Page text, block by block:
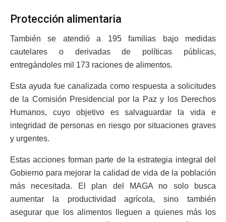
Protección alimentaria
También se atendió a 195 familias bajo medidas
cautelares o derivadas de políticas públicas,
entregándoles mil 173 raciones de alimentos.
Esta ayuda fue canalizada como respuesta a solicitudes
de la Comisión Presidencial por la Paz y los Derechos
Humanos, cuyo objetivo es salvaguardar la vida e
integridad de personas en riesgo por situaciones graves
y urgentes.
Estas acciones forman parte de la estrategia integral del
Gobierno para mejorar la calidad de vida de la población
más necesitada. El plan del MAGA no solo busca
aumentar la productividad agrícola, sino también
asegurar que los alimentos lleguen a quienes más los